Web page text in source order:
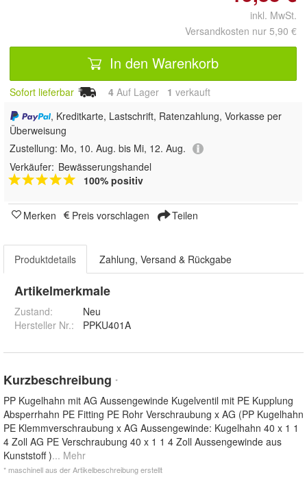
inkl. MwSt.
Versandkosten nur 5,90 €
In den Warenkorb
Sofort lieferbar 4 Auf Lager 1 verkauft
, Kreditkarte, Lastschrift, Ratenzahlung, Vorkasse per
Überweisung
Zustellung: Mo, 10. Aug. bis Mi, 12. Aug.
Verkäufer: Bewässerungshandel
100% positiv
Merken Preis vorschlagen Teilen
Produktdetails Zahlung, Versand & Rückgabe
Artikelmerkmale
Zustand:
Neu
Hersteller Nr.:
PPKU401A
Kurzbeschreibung *
PP Kugelhahn mit AG Aussengewinde Kugelventil mit PE Kupplung
Absperrhahn PE Fitting PE Rohr Verschraubung x AG (PP Kugelhahn
PE Klemmverschraubung x AG Aussengewinde: Kugelhahn 40 x 1 1
4 Zoll AG PE Verschraubung 40 x 1 1 4 Zoll Aussengewinde aus
Kunststoff )... Mehr
* maschinell aus der Artikelbeschreibung erstellt